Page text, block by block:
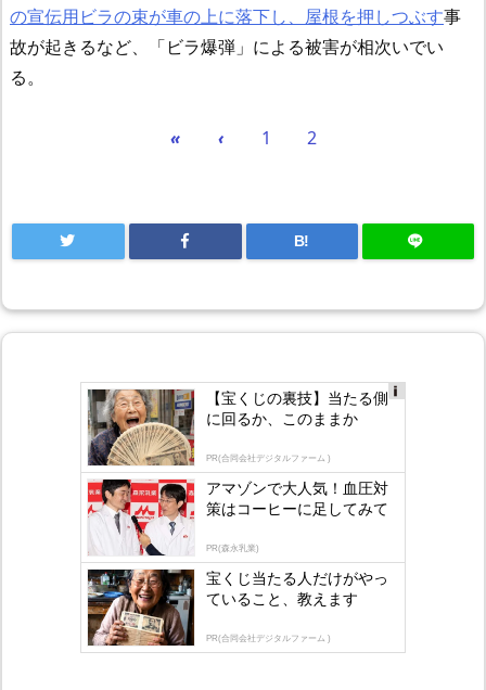
の宣伝用ビラの束が車の上に落下し、屋根を押しつぶす事
故が起きるなど、「ビラ爆弾」による被害が相次いでい
る。
« ‹ 1 2
B!
gly
【宝くじの裏技】当たる側
に回るか、このままか
PR(合同会社デジタルファーム )
アマゾンで大人気！血圧対
策はコーヒーに足してみて
PR(森永乳業)
宝くじ当たる人だけがやっ
ていること、教えます
PR(合同会社デジタルファーム )